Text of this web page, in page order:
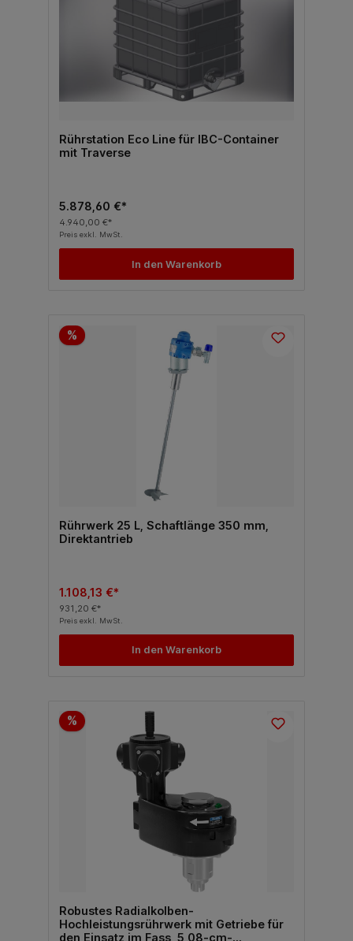
Rührstation Eco Line für IBC-Container
mit Traverse
5.878,60 €*
4.940,00 €*
Preis exkl. MwSt.
In den Warenkorb
%
Rührwerk 25 L, Schaftlänge 350 mm,
Direktantrieb
1.108,13 €*
931,20 €*
Preis exkl. MwSt.
In den Warenkorb
%
Robustes Radialkolben-
Hochleistungsrührwerk mit Getriebe für
den Einsatz im Fass, 5,08-cm-